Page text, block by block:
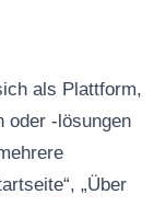
als Plattform,
oder -lösungen
„Über